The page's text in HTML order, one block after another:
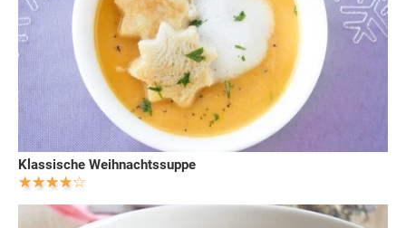
Klassische Weihnachtssuppe